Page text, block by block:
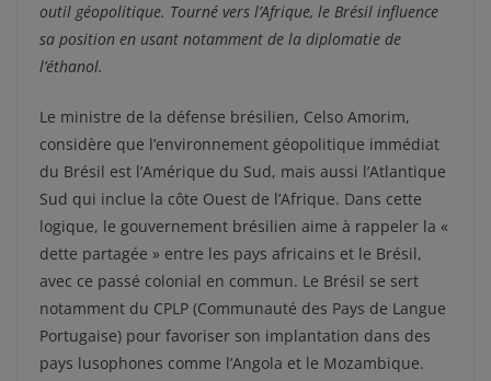
outil géopolitique. Tourné vers l’Afrique, le Brésil influence
sa position en usant notamment de la diplomatie de
l’éthanol.
Le ministre de la défense brésilien, Celso Amorim,
considère que l’environnement géopolitique immédiat
du Brésil est l’Amérique du Sud, mais aussi l’Atlantique
Sud qui inclue la côte Ouest de l’Afrique. Dans cette
logique, le gouvernement brésilien aime à rappeler la «
dette partagée » entre les pays africains et le Brésil,
avec ce passé colonial en commun. Le Brésil se sert
notamment du CPLP (Communauté des Pays de Langue
Portugaise) pour favoriser son implantation dans des
pays lusophones comme l’Angola et le Mozambique.